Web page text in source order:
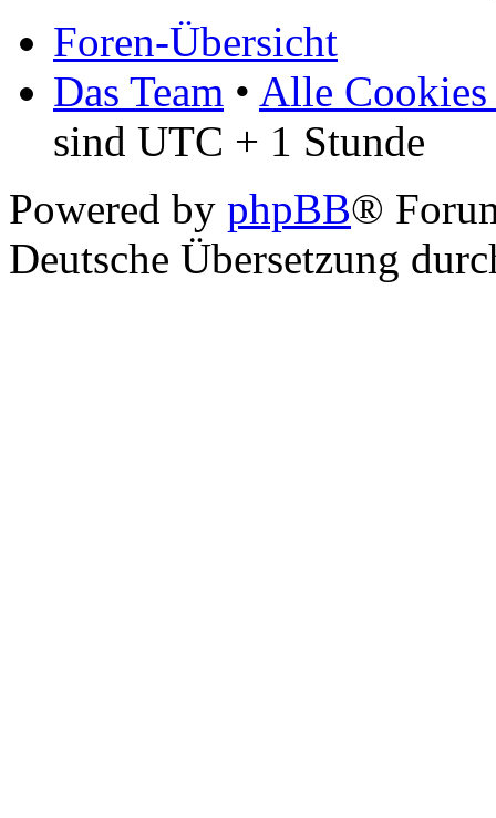
Foren-Übersicht
Das Team • Alle Cookies
sind UTC + 1 Stunde
Powered by phpBB®
Deutsche Übersetzung